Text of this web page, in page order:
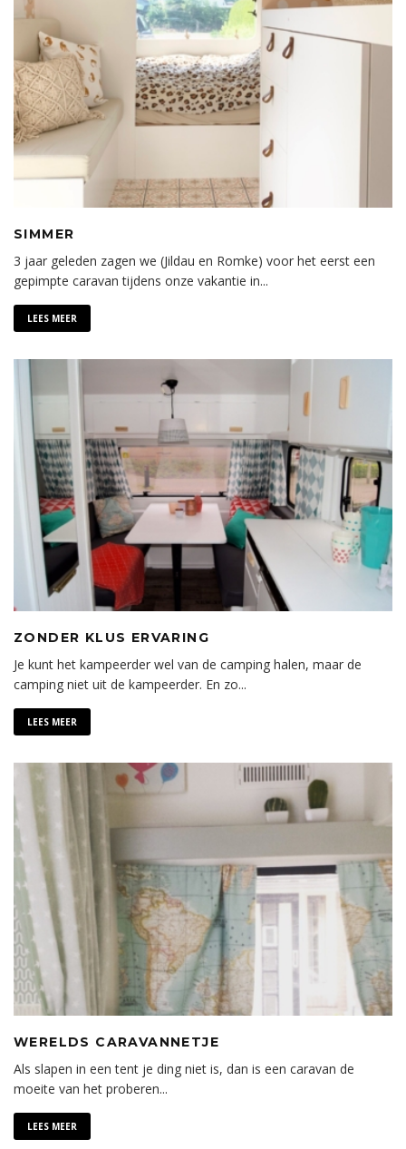
SIMMER
3 jaar geleden zagen we (Jildau en Romke) voor het eerst een
gepimpte caravan tijdens onze vakantie in...
LEES MEER
ZONDER KLUS ERVARING
Je kunt het kampeerder wel van de camping halen, maar de
camping niet uit de kampeerder. En zo...
LEES MEER
WERELDS CARAVANNETJE
Als slapen in een tent je ding niet is, dan is een caravan de
moeite van het proberen...
LEES MEER